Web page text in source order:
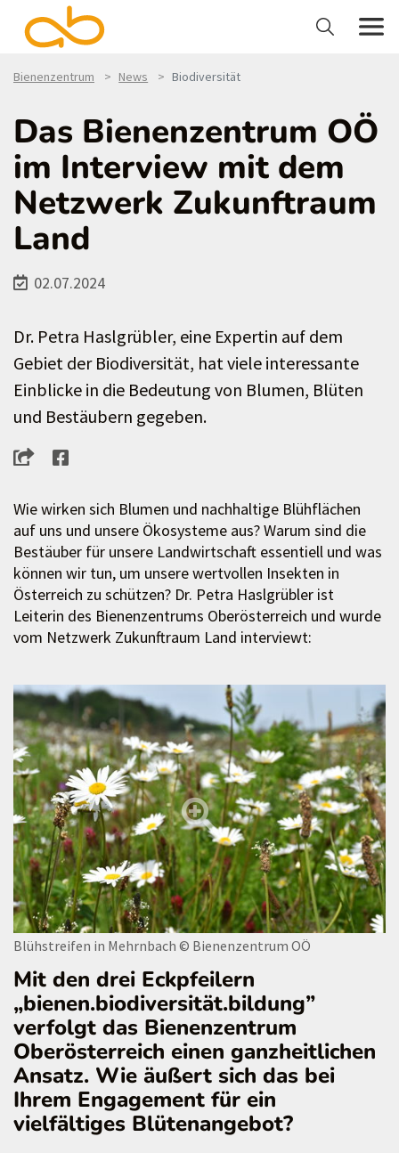
Bienenzentrum News Biodiversität
Das Bienenzentrum OÖ
im Interview mit dem
Netzwerk Zukunftraum
Land
02.07.2024
Dr. Petra Haslgrübler, eine Expertin auf dem
Gebiet der Biodiversität, hat viele interessante
Einblicke in die Bedeutung von Blumen, Blüten
und Bestäubern gegeben.
Wie wirken sich Blumen und nachhaltige Blühflächen
auf uns und unsere Ökosysteme aus? Warum sind die
Bestäuber für unsere Landwirtschaft essentiell und was
können wir tun, um unsere wertvollen Insekten in
Österreich zu schützen? Dr. Petra Haslgrübler ist
Leiterin des Bienenzentrums Oberösterreich und wurde
vom Netzwerk Zukunftraum Land interviewt:
Blühstreifen in Mehrnbach © Bienenzentrum OÖ
Mit den drei Eckpfeilern
„bienen.biodiversität.bildung”
verfolgt das Bienenzentrum
Oberösterreich einen ganzheitlichen
Ansatz. Wie äußert sich das bei
Ihrem Engagement für ein
vielfältiges Blütenangebot?